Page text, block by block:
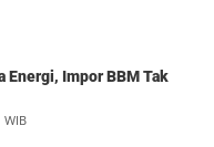
Energi, Impor BBM Tak
WIB